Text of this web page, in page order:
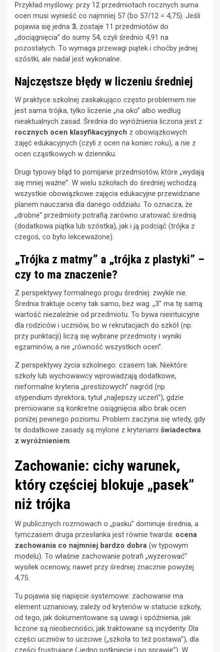
Przykład myślowy: przy 12 przedmiotach rocznych suma
ocen musi wynieść co najmniej 57 (bo 57/12 = 4,75). Jeśli
pojawia się jedna 3, zostaje 11 przedmiotów do
„dociągnięcia” do sumy 54, czyli średnio 4,91 na
pozostałych. To wymaga przewagi piątek i choćby jednej
szóstki, ale nadal jest wykonalne.
Najczęstsze błędy w liczeniu średniej
W praktyce szkolnej zaskakująco często problemem nie
jest sama trójka, tylko liczenie „na oko” albo według
nieaktualnych zasad. Średnia do wyróżnienia liczona jest z
rocznych ocen klasyfikacyjnych z obowiązkowych
zajęć edukacyjnych (czyli z ocen na koniec roku), a nie z
ocen cząstkowych w dzienniku.
Drugi typowy błąd to pomijanie przedmiotów, które „wydają
się mniej ważne”. W wielu szkołach do średniej wchodzą
wszystkie obowiązkowe zajęcia edukacyjne przewidziane
planem nauczania dla danego oddziału. To oznacza, że
„drobne” przedmioty potrafią zarówno uratować średnią
(dodatkowa piątka lub szóstka), jak i ją podciąć (trójka z
czegoś, co było lekceważone).
„Trójka z matmy” a „trójka z plastyki” –
czy to ma znaczenie?
Z perspektywy formalnego progu średniej: zwykle nie.
Średnia traktuje oceny tak samo, bez wag. „3” ma tę samą
wartość niezależnie od przedmiotu. To bywa nieintuicyjne
dla rodziców i uczniów, bo w rekrutacjach do szkół (np.
przy punktacji) liczą się wybrane przedmioty i wyniki
egzaminów, a nie „równość wszystkich ocen”.
Z perspektywy życia szkolnego: czasem tak. Niektóre
szkoły lub wychowawcy wprowadzają dodatkowe,
nieformalne kryteria „prestiżowych” nagród (np.
stypendium dyrektora, tytuł „najlepszy uczeń”), gdzie
premiowane są konkretne osiągnięcia albo brak ocen
poniżej pewnego poziomu. Problem zaczyna się wtedy, gdy
te dodatkowe zasady są mylone z kryteriami świadectwa
z wyróżnieniem.
Zachowanie: cichy warunek,
który częściej blokuje „pasek”
niż trójka
W publicznych rozmowach o „pasku” dominuje średnia, a
tymczasem druga przesłanka jest równie twarda: ocena
zachowania co najmniej bardzo dobra (w typowym
modelu). To właśnie zachowanie potrafi „wyzerować”
wysiłek ocenowy, nawet przy średniej znacznie powyżej
4,75.
Tu pojawia się napięcie systemowe: zachowanie ma
element uznaniowy, zależy od kryteriów w statucie szkoły,
od tego, jak dokumentowane są uwagi i spóźnienia, jak
liczone są nieobecności, jak traktowane są incydenty. Dla
części uczniów to uczciwe („szkoła to też postawa”), dla
części frustrujące („jedno potknięcie i po sprawie”). W